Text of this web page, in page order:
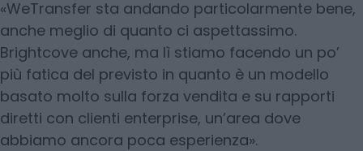
«WeTransfer sta andando particolarmente bene,
anche meglio di quanto ci aspettassimo.
Brightcove anche, ma lì stiamo facendo un po’
più fatica del previsto in quanto è un modello
basato molto sulla forza vendita e su rapporti
diretti con clienti enterprise, un’area dove
abbiamo ancora poca esperienza».